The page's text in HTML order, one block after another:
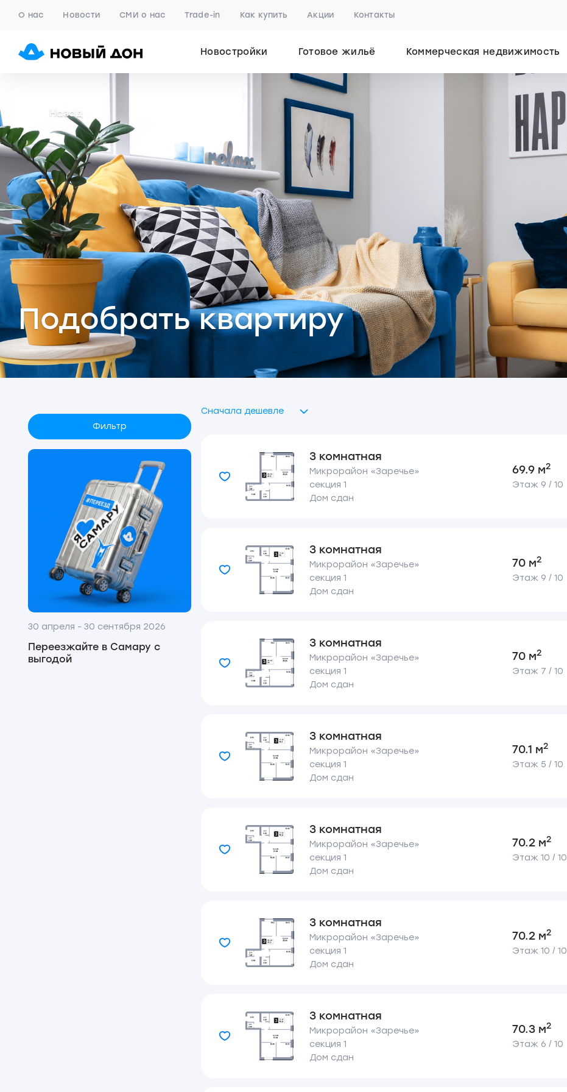
О нас Новости СМИ о нас Trade-in Как купить Акции Контакты
Новостройки Готовое жильё Коммерческая недвижимость
Назад
Подобрать квартиру
Фильтр
30 апреля - 30 сентября 2026
Переезжайте в Самару с
выгодой
Сначала дешевле
3 комнатная
Микрорайон «Заречье»
секция 1
Дом сдан
69.9 м2
Этаж 9 / 10
3 комнатная
Микрорайон «Заречье»
секция 1
Дом сдан
70 м2
Этаж 9 / 10
3 комнатная
Микрорайон «Заречье»
секция 1
Дом сдан
70 м2
Этаж 7 / 10
3 комнатная
Микрорайон «Заречье»
секция 1
Дом сдан
70.1 м2
Этаж 5 / 10
3 комнатная
Микрорайон «Заречье»
секция 1
Дом сдан
70.2 м2
Этаж 10 / 10
3 комнатная
Микрорайон «Заречье»
секция 1
Дом сдан
70.2 м2
Этаж 10 / 10
3 комнатная
Микрорайон «Заречье»
секция 1
Дом сдан
70.3 м2
Этаж 6 / 10